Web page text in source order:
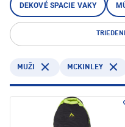
DEKOVÉ SPACIE VAKY
MUŽI MCKINLEY